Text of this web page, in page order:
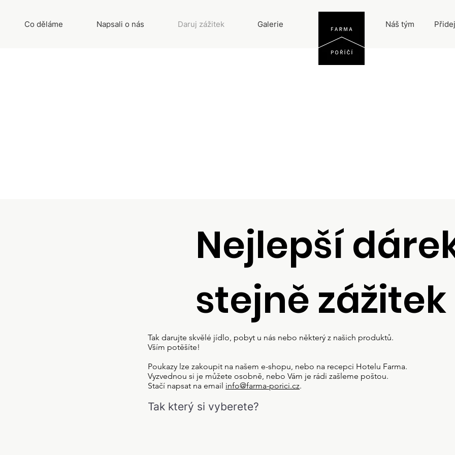
Náš tým
Co děláme Napsali o nás Daruj zážitek Galerie
Nejlepší
stejně zážitek
Tak darujte skvělé jídlo, pobyt u nás nebo některý z našich produktů.
Vším potěšíte!
Poukazy lze zakoupit na našem e-shopu, nebo na recepci Hotelu Farma.
Vyzvednou si je můžete osobně, nebo Vám je rádi zašleme poštou.
Stačí napsat na email info@farma-porici.cz.
Tak který si vyberete?